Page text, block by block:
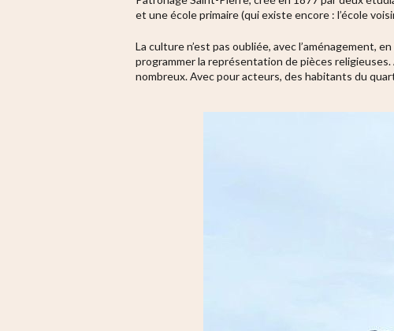
et une école primaire (qui existe encore : l’école
La culture n’est pas oubliée, avec l’aménagement,
programmer la représentation de pièces
nombreux. Avec pour acteurs, des habitants du